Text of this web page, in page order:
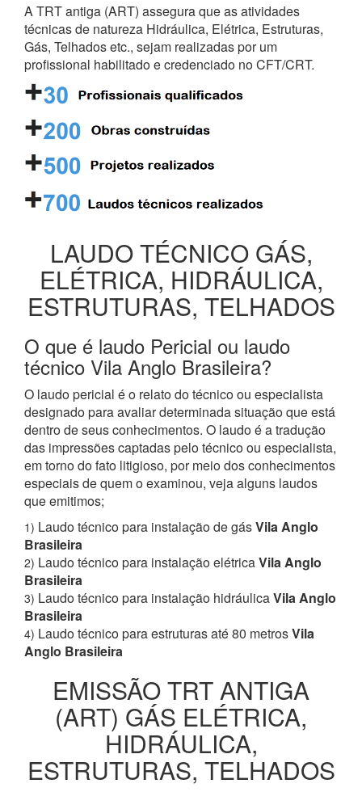
A TRT antiga (ART) assegura que as atividades
técnicas de natureza Hidráulica, Elétrica, Estruturas,
Gás, Telhados etc., sejam realizadas por um
profissional habilitado e credenciado no CFT/CRT.
LAUDO TÉCNICO GÁS,
ELÉTRICA, HIDRÁULICA,
ESTRUTURAS, TELHADOS
O que é laudo Pericial ou laudo
técnico Vila Anglo Brasileira?
O laudo pericial é o relato do técnico ou especialista
designado para avaliar determinada situação que está
dentro de seus conhecimentos. O laudo é a tradução
das impressões captadas pelo técnico ou especialista,
em torno do fato litigioso, por meio dos conhecimentos
especiais de quem o examinou, veja alguns laudos
que emitimos;
1) Laudo técnico para instalação de gásVila Anglo
Brasileira
2) Laudo técnico para instalação elétricaVila Anglo
Brasileira
3) Laudo técnico para instalação hidráulicaVila Anglo
Brasileira
4) Laudo técnico para estruturas até 80 metrosVila
Anglo Brasileira
EMISSÃO TRT ANTIGA
(ART) GÁS ELÉTRICA,
HIDRÁULICA,
ESTRUTURAS, TELHADOS